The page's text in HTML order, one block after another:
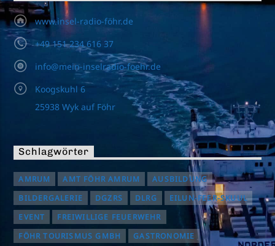
www.insel-radio-föhr.de
+49 151 234 616 37
info@mein-inselradio-foehr.de
Koogskuhl 6
25938 Wyk auf Föhr
Schlagwörter
AMRUM AMT FÖHR AMRUM
AUSBILDUNG
BILDERGALERIE
DGZRS DLRG
EILUN-FEER-SKUUL
EVENT
FREIWILLIGE FEUERWEHR
FÖHR TOURISMUS GMBH
GASTRONOMIE